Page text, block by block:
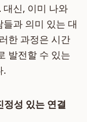
신, 이미 나와
과 의미 있는 대
한 과정은 시간
발전할 수 있는
.
정성 있는 연결